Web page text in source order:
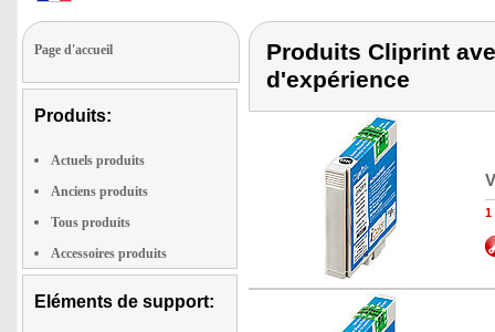
Page d'accueil
Produits:
Actuels produits
Anciens produits
Tous produits
Accessoires produits
Eléments de support:
Produits Cliprint
d'expérience
1